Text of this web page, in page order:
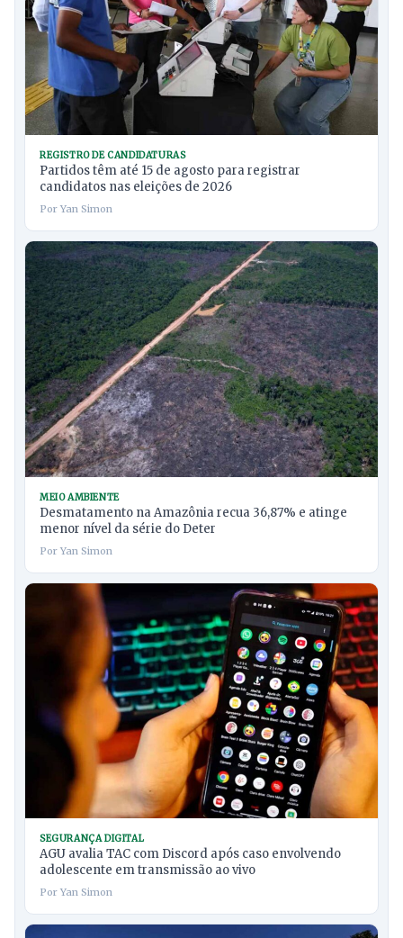
REGISTRO DE CANDIDATURAS
Partidos têm até 15 de agosto para registrar
candidatos nas eleições de 2026
Por Yan Simon
MEIO AMBIENTE
Desmatamento na Amazônia recua 36,87% e atinge
menor nível da série do Deter
Por Yan Simon
SEGURANÇA DIGITAL
AGU avalia TAC com Discord após caso envolvendo
adolescente em transmissão ao vivo
Por Yan Simon